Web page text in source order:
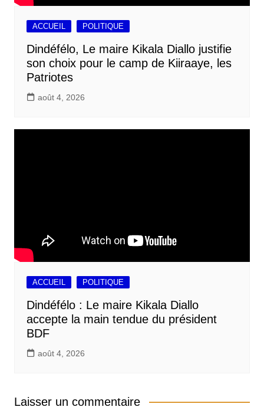
ACCUEIL POLITIQUE
Dindéfélo, Le maire Kikala Diallo justifie
son choix pour le camp de Kiiraaye, les
Patriotes
août 4, 2026
ACCUEIL POLITIQUE
Dindéfélo : Le maire Kikala Diallo
accepte la main tendue du président
BDF
août 4, 2026
Laisser un commentaire